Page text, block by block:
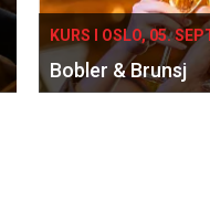
KURS I OSLO, 05.
Bobler & Brunsj